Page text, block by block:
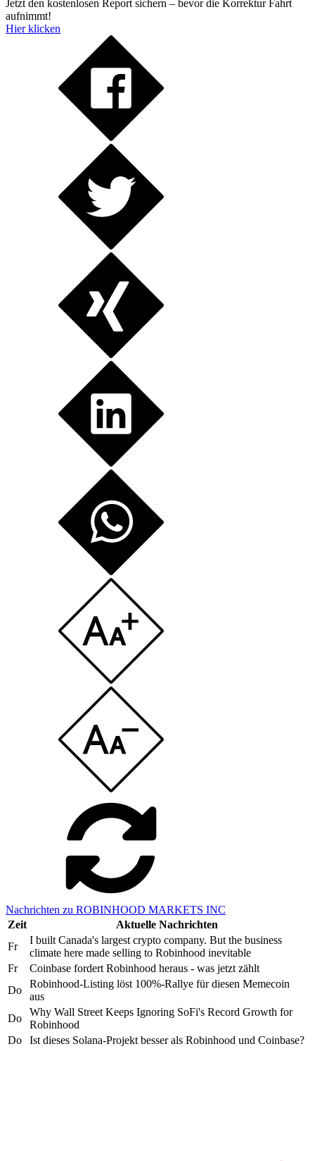
Jetzt den kostenlosen Report sichern – bevor die Korrektur Fahrt
aufnimmt!
Hier klicken
Nachrichten zu ROBINHOOD MARKETS INC
Zeit
Aktuelle Nachrichten
Fr
I built Canada's largest crypto company. But the business
climate here made selling to Robinhood inevitable
Fr
Coinbase fordert Robinhood heraus - was jetzt zählt
Do
Robinhood-Listing löst 100%-Rallye für diesen Memecoin
aus
Do
Why Wall Street Keeps Ignoring SoFi's Record Growth for
Robinhood
Do
Ist dieses Solana-Projekt besser als Robinhood und Coinbase?